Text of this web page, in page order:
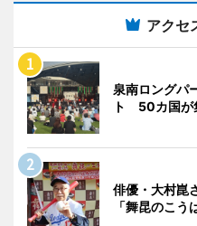
アクセ
泉南ロングパ
ト 50カ国が
俳優・大村崑
「舞昆のこう